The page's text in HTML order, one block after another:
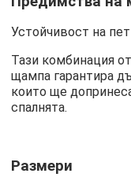
Устойчивост на
Тази комбинация
щампа гарантира
които ще
спалнята.
Размери